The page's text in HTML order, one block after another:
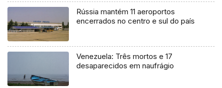
Rússia mantém 11 aeroportos
encerrados no centro e sul do país
Venezuela: Três mortos e 17
desaparecidos em naufrágio